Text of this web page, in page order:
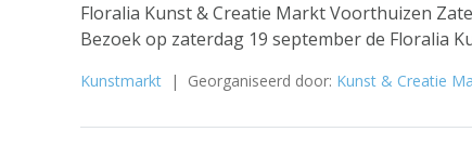
Floralia Kunst & Creatie Markt Voorthuizen
Bezoek op zaterdag 19 september de Floralia
Kunstmarkt | Georganiseerd door: Kunst & Creatie